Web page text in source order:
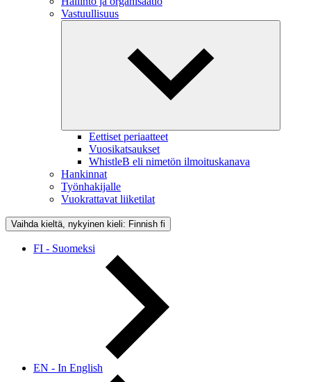
Vastuullisuus
Eettiset periaatteet
Vuosikatsaukset
WhistleB eli nimetön ilmoituskanava
Hankinnat
Työnhakijalle
Vuokrattavat liiketilat
Vaihda kieltä, nykyinen kieli: Finnish fi
FI - Suomeksi
EN - In English